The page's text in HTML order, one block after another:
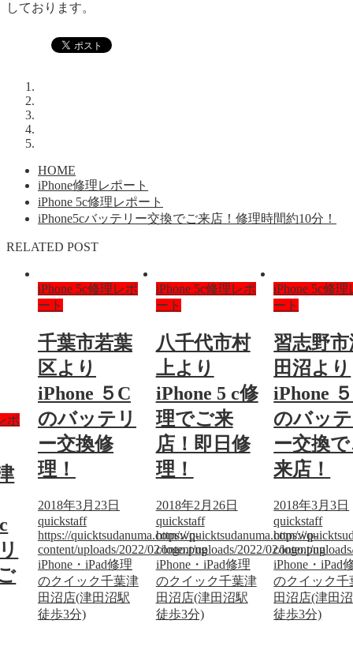
しております。
HOME
iPhone修理レポート
iPhone 5c修理レポート
iPhone5cバッテリー交換でご来店！修理時間約10分！
RELATED POST
ポ
iPhone 5c修理レポ
ート
千葉市若葉
区より
iPhone ５C
のバッテリ
ー交換修
理！
2018年3月23日
quickstaff
https://quicktsudanuma.com/wp-
content/uploads/2022/02/logo.png
iPhone・iPad修理
のクイック千葉津
田沼店(津田沼駅
徒歩3分)
iPhone 5c修理レポ
ート
八千代市村
上より
iPhone 5 c修
理でご来
店！即日修
理！
2018年2月26日
quickstaff
https://quicktsudanuma.com/wp-
content/uploads/2022/02/logo.png
iPhone・iPad修理
のクイック千葉津
田沼店(津田沼駅
徒歩3分)
iPhone 5c修理
ート
習志野
田沼より
iPhone
のバッ
ー交換
来店！
2018年3月3日
quickstaff
https://
content/
iPhone・iPad
のクイック千
田沼店(津田
徒歩3分)